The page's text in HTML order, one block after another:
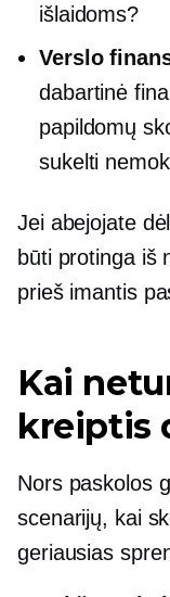
išlaidoms?
Verslo
dabartinė
papildomų
sukelti
Jei abejojate
būti protinga iš
prieš imantis
Kai
kreiptis
Nors paskolos
scenarijų, kai
geriausias